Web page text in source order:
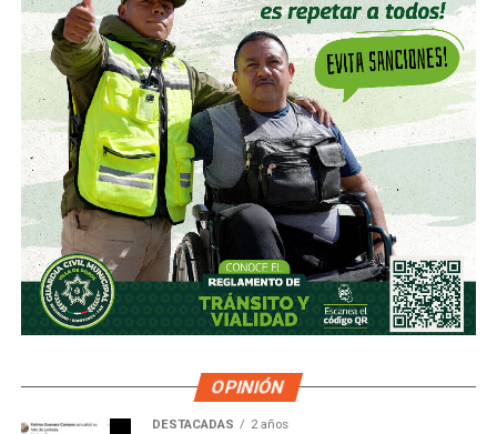
OPINIÓN
DESTACADAS 2 años